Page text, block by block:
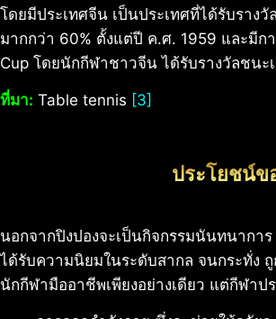
โดยมีประเทศจีน เป็นประเทศที่ได้รับราง
มากกว่า 60% ตั้งแต่ปี ค.ศ. 1959 และมีก
Cup โดยนักกีฬาชาวจีน ได้รับรางวัลชน
ที่มา: Table tennis [3]
ประโยชน์ข
นอกจากปิงปองจะเป็นกิจกรรมนันทนากา
ได้รับความนิยมในระดับสากล จนกระทั่ง
นักกีฬามืออาชีพเพียงอย่างเดียว แต่กีฬาป